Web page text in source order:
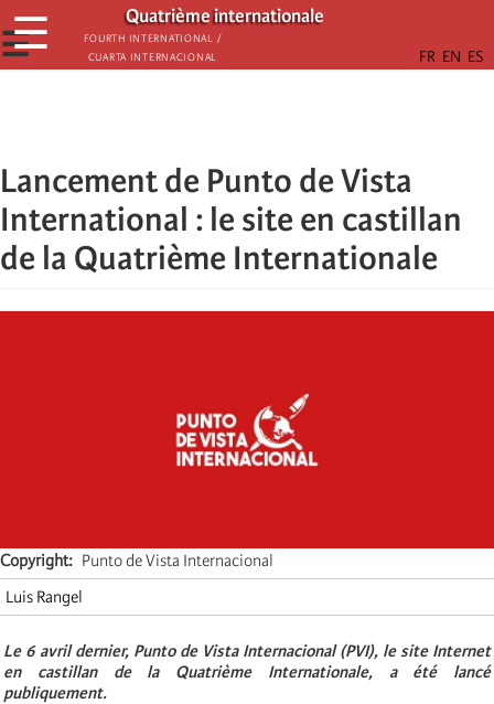
Skip
to
main
Quatrième internationale
Fourth International /
Cuarta Internacional
☰
☰
Lancement de Punto de Vista
International : le site en castillan
de la Quatrième Internationale
Copyright
Punto de Vista Internacional
Luis Rangel
Le 6 avril dernier, Punto de Vista Internacional (PVI), le site Internet
en castillan de la Quatrième Internationale, a été lancé
publiquement.